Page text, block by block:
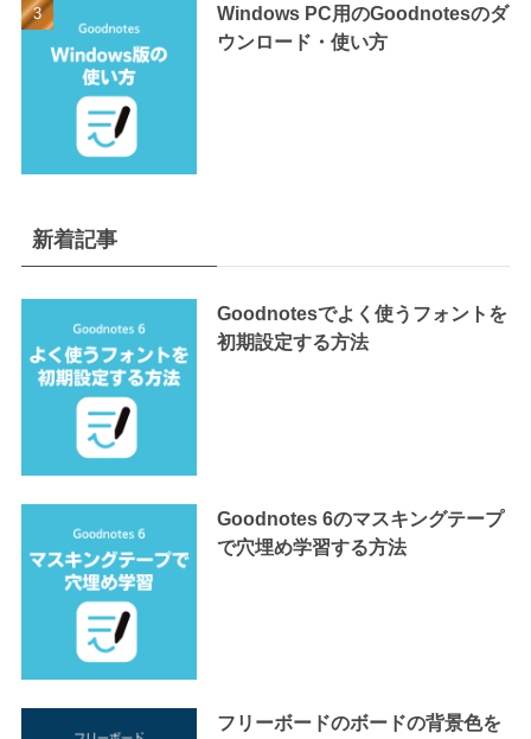
Windows PC用のGoodnotesのダ
ウンロード・使い方
新着記事
Goodnotesでよく使うフォントを
初期設定する方法
Goodnotes 6のマスキングテープ
で穴埋め学習する方法
フリーボードのボードの背景色を